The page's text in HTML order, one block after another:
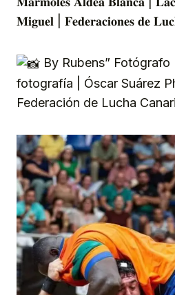
𝐌𝐢𝐠𝐮𝐞𝐥 | 𝐅𝐞𝐝𝐞𝐫𝐚𝐜𝐢𝐨𝐧𝐞𝐬 𝐝𝐞
By Rubens”
fotografía | Óscar Suárez
Federación de Lucha